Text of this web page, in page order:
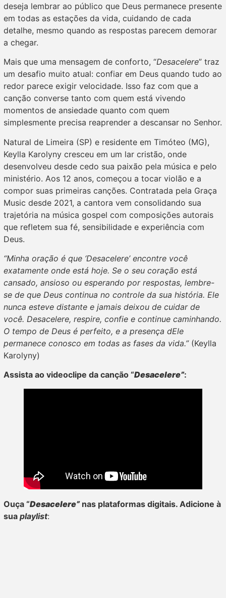
deseja lembrar ao público que Deus permanece presente
em todas as estações da vida, cuidando de cada
detalhe, mesmo quando as respostas parecem demorar
a chegar.
Mais que uma mensagem de conforto, “Desacelere” traz
um desafio muito atual: confiar em Deus quando tudo ao
redor parece exigir velocidade. Isso faz com que a
canção converse tanto com quem está vivendo
momentos de ansiedade quanto com quem
simplesmente precisa reaprender a descansar no Senhor.
Natural de Limeira (SP) e residente em Timóteo (MG),
Keylla Karolyny cresceu em um lar cristão, onde
desenvolveu desde cedo sua paixão pela música e pelo
ministério. Aos 12 anos, começou a tocar violão e a
compor suas primeiras canções. Contratada pela Graça
Music desde 2021, a cantora vem consolidando sua
trajetória na música gospel com composições autorais
que refletem sua fé, sensibilidade e experiência com
Deus.
“Minha oração é que ‘Desacelere’ encontre você
exatamente onde está hoje. Se o seu coração está
cansado, ansioso ou esperando por respostas, lembre-
se de que Deus continua no controle da sua história. Ele
nunca esteve distante e jamais deixou de cuidar de
você. Desacelere, respire, confie e continue caminhando.
O tempo de Deus é perfeito, e a presença dEle
permanece conosco em todas as fases da vida.” (Keylla
Karolyny)
Assista ao videoclipe da canção “Desacelere”:
Ouça “Desacelere”nas plataformas digitais. Adicione à
sua playlist: